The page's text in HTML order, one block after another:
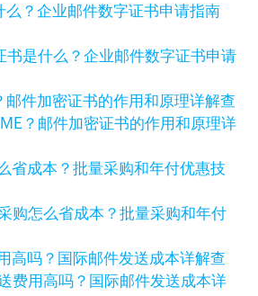
书是什么？企业邮件数字证书申请
查
？邮件加密证书的作用和原理详
购怎么省成本？批量采购和年付
查
费用高吗？国际邮件发送成本详